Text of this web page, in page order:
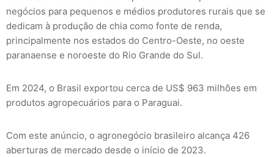
negócios para pequenos e médios produtores rurais que se
dedicam à produção de chia como fonte de renda,
principalmente nos estados do Centro-Oeste, no oeste
paranaense e noroeste do Rio Grande do Sul.
Em 2024, o Brasil exportou cerca de US$ 963 milhões em
produtos agropecuários para o Paraguai.
Com este anúncio, o agronegócio brasileiro alcança 426
aberturas de mercado desde o início de 2023.